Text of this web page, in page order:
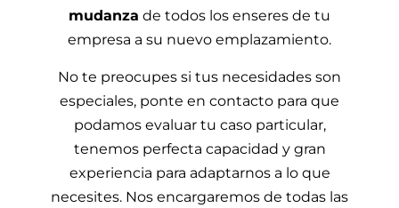
mudanza de todos los enseres de tu
empresa a su nuevo emplazamiento.
No te preocupes si tus necesidades son
especiales, ponte en contacto para que
podamos evaluar tu caso particular,
tenemos perfecta capacidad y gran
experiencia para adaptarnos a lo que
necesites. Nos encargaremos de todas las